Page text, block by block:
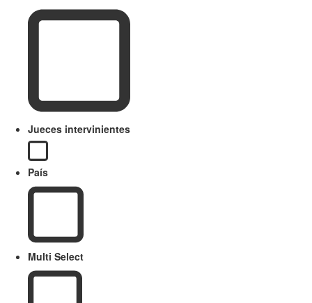
Jueces intervinientes
País
Multi Select